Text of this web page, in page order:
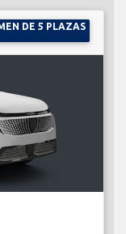
DE 5 PLAZAS